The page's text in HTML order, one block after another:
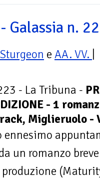
Galassia n.
e AA. VV.
- La Tribuna -
- 1
Miglieruolo -
ennesimo
un romanzo